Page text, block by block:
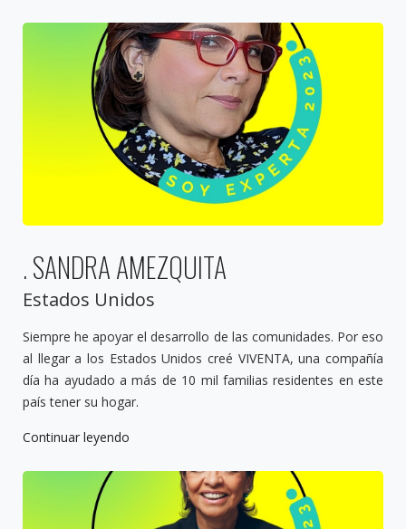
. SANDRA AMEZQUITA
Estados Unidos
Siempre he apoyar el desarrollo de las comunidades. Por eso
al llegar a los Estados Unidos creé VIVENTA, una compañía
día ha ayudado a más de 10 mil familias residentes en este
país tener su hogar.
Continuar leyendo